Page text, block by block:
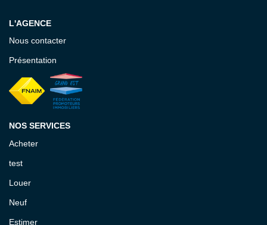
L'AGENCE
Nous contacter
Présentation
NOS SERVICES
Acheter
test
Louer
Neuf
Estimer